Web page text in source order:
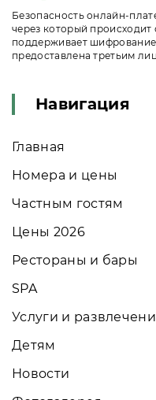
Безопасность онлайн-
через который
поддерживает
предоставлена третьим
Навигация
Главная
Номера и цены
Частным гостям
Цены 2026
Рестораны и бары
SPA
Услуги и
Детям
Новости